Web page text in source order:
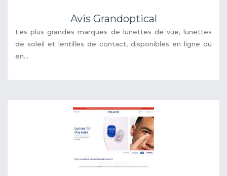
Avis Grandoptical
Les plus grandes marques de lunettes de vue, lunettes
de soleil et lentilles de contact, disponibles en ligne ou
en...